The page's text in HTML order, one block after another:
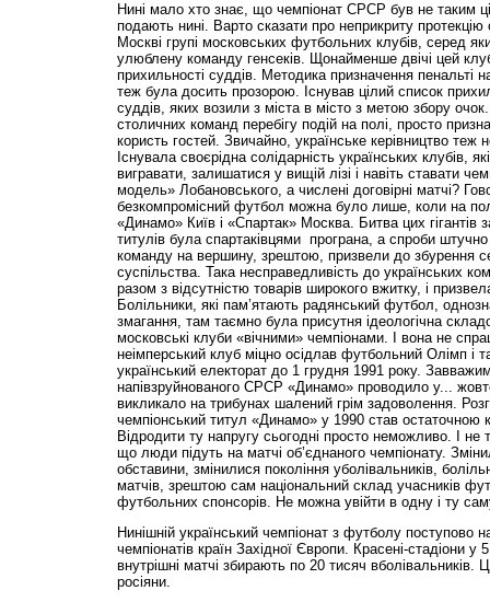
Нині мало хто знає, що чемпіонат СРСР був не таким
подають нині. Варто сказати про неприкриту протекцію
Москві групі московських футбольних клубів, серед
улюблену команду генсеків. Щонайменше двічі цей
прихильності суддів. Методика призначення пенальті
теж була досить прозорою. Існував цілий список
суддів, яких возили з міста в місто з метою збору
столичних команд перебігу подій на полі, просто
користь гостей. Звичайно, українське керівництво теж
Існувала своєрідна солідарність українських клубів,
вигравати, залишатися у вищій лізі і навіть ставати
модель» Лобановського, а числені договірні матчі?
безкомпромісний футбол можна було лише, коли на
«Динамо» Київ і «Спартак» Москва. Битва цих гігантів
титулів була спартаківцями програна, а спроби
команду на вершину, зрештою, призвели до збурення
суспільства. Така несправедливість до українських
разом з відсутністю товарів широкого вжитку, і
Болільники, які пам’ятають радянський футбол,
змагання, там таємно була присутня ідеологічна
московські клуби «вічними» чемпіонами. І вона не
неімперський клуб міцно осідлав футбольний Олімп і
український електорат до 1 грудня 1991 року.
напівзруйнованого СРСР «Динамо» проводило у...
викликало на трибунах шалений грім задоволення.
чемпіонський титул «Динамо» у 1990 став остаточною
Відродити ту напругу сьогодні просто неможливо. І не
що люди підуть на матчі об’єднаного чемпіонату.
обставини, змінилися покоління уболівальників,
матчів, зрештою сам національний склад учасників
футбольних спонсорів. Не можна увійти в одну і ту
Нинішній український чемпіонат з футболу поступово
чемпіонатів країн Західної Європи. Красені-стадіони у
внутрішні матчі збирають по 20 тисяч
росіяни.